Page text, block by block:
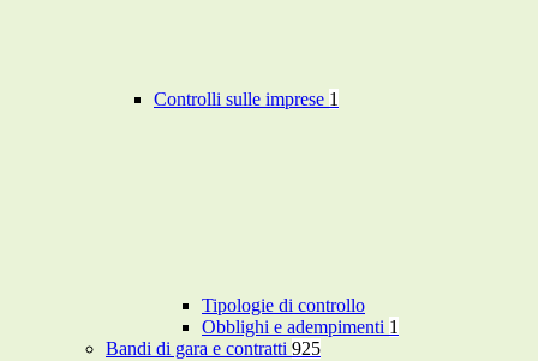
Controlli sulle imprese 1
Tipologie di controllo
Obblighi e adempimenti 1
Bandi di gara e contratti 925